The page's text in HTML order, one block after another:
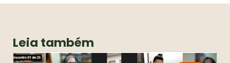
Leia também